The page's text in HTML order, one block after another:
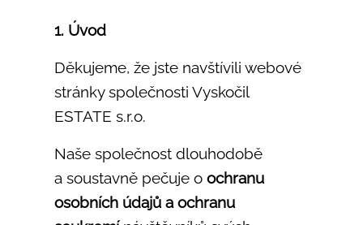
1. Úvod
Děkujeme, že jste navštívili webové
stránky společnosti Vyskočil
ESTATE s.r.o.
Naše společnost dlouhodobě
a soustavně pečuje o ochranu
osobních údajů a ochranu